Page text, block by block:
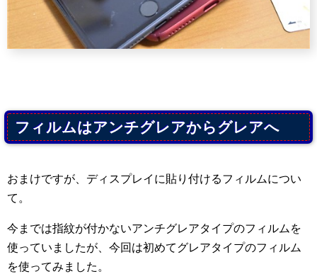
フィルムはアンチグレアからグレアへ
おまけですが、ディスプレイに貼り付けるフィルムについ
て。
今までは指紋が付かないアンチグレアタイプのフィルムを
使っていましたが、今回は初めてグレアタイプのフィルム
を使ってみました。